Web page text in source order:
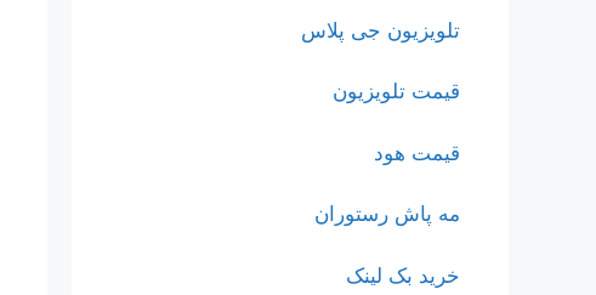
تلویزیون جی پلاس
قیمت تلویزیون
قیمت هود
مه پاش رستوران
خرید بک لینک